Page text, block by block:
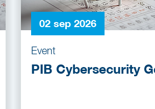
02 sep 2026
Event
PIB Cybersecurity